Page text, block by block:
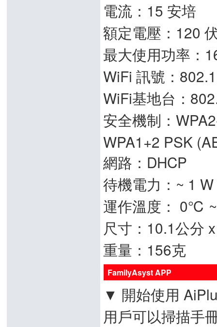
電流：15 安培
額定電壓：120
最大使用功率：
WiFi 訊號：
WiFi基地台：
安全機制：
WPA1+2 PSK
網路：DHCP
待機電力：~ 1 W
運作溫度： 0℃
尺寸：10.1公分
重量：156克
FamilyAsyst APP
▼ 開始使用
用戶可以掃描手